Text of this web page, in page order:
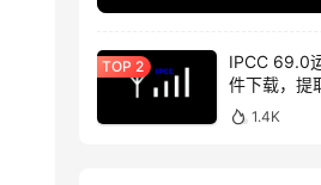
IPCC 69.0
件下载，提
beta 3
1.4K